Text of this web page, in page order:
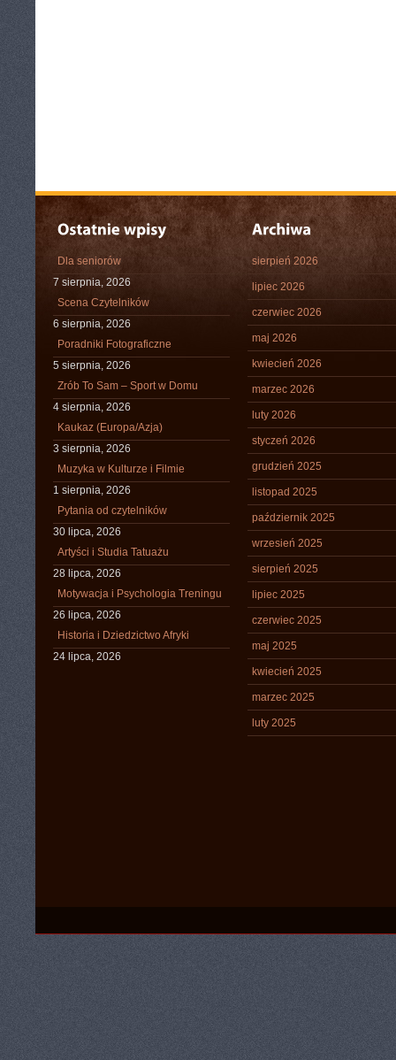
Dla seniorów
7 sierpnia, 2026
Scena Czytelników
6 sierpnia, 2026
Poradniki Fotograficzne
5 sierpnia, 2026
Zrób To Sam – Sport w Domu
4 sierpnia, 2026
Kaukaz (Europa/Azja)
3 sierpnia, 2026
Muzyka w Kulturze i Filmie
1 sierpnia, 2026
Pytania od czytelników
30 lipca, 2026
Artyści i Studia Tatuażu
28 lipca, 2026
Motywacja i Psychologia Treningu
26 lipca, 2026
Historia i Dziedzictwo Afryki
24 lipca, 2026
sierpień 2026
lipiec 2026
czerwiec 2026
maj 2026
kwiecień 2026
marzec 2026
luty 2026
styczeń 2026
grudzień 2025
listopad 2025
październik 2025
wrzesień 2025
sierpień 2025
lipiec 2025
czerwiec 2025
maj 2025
kwiecień 2025
marzec 2025
luty 2025